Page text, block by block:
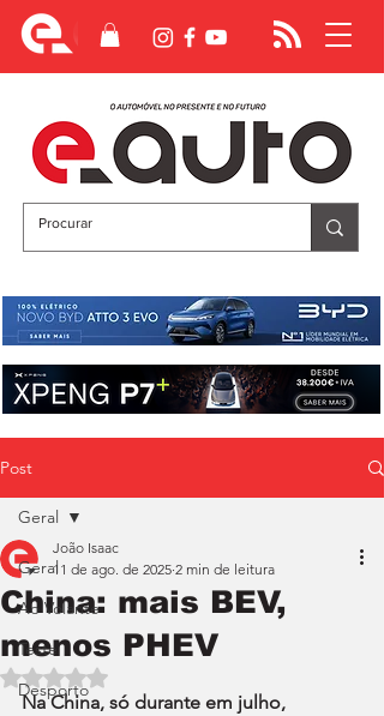
Post
Geral
Ao Volante
Teste
Desporto
Geral
China: mais BEV,
menos PHEV
João Isaac
11 de ago. de 2025 2 min de leitura
Avaliado com NaN de 5 estrelas.
Na China, só durante em julho,